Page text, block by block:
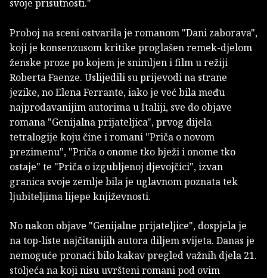
svoje prisutnosti."
Proboj na sceni ostvarila je romanom "Dani zaborava",
koji je konsenzusom kritike proglašen remek-djelom
ženske proze po kojem je snimljen i film u režiji
Roberta Faenze. Uslijedili su prijevodi na strane
jezike, no Elena Ferrante, iako je već bila među
najprodavanijim autorima u Italiji, sve do objave
romana "Genijalna prijateljica", prvog dijela
tetralogije koju čine i romani "Priča o novom
prezimenu", "Priča o onome tko bježi i onome tko
ostaje" te "Priča o izgubljenoj djevojčici", izvan
granica svoje zemlje bila je uglavnom poznata tek
ljubiteljima lijepe književnosti.
No nakon objave "Genijalne prijateljice", dospjela je
na top-liste najčitanijih autora diljem svijeta. Danas je
nemoguće pronaći bilo kakav pregled važnih djela 21.
stoljeća na koji nisu uvršteni romani pod ovim